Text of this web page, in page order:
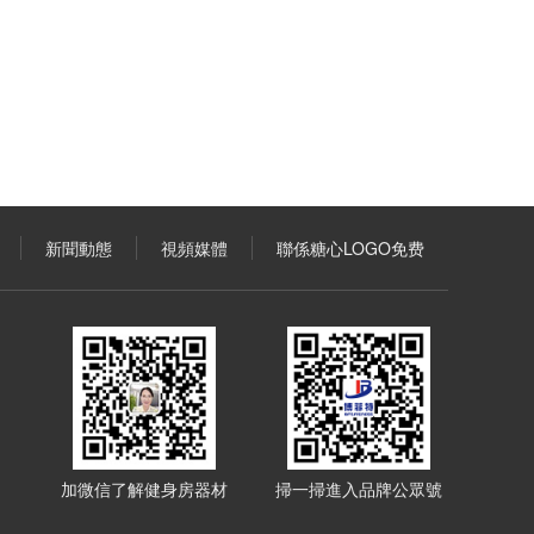
新聞動態 視頻媒體 聯係糖心LOGO免费
加微信了解健身房器材 掃一掃進入品牌公眾號